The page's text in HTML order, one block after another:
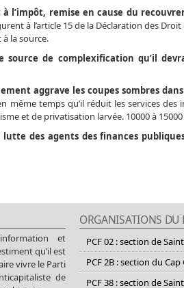
l’impôt, remise en cause du
à l’article 15 de la Déclaration des Droit
la source.
source de complexification qu’il
aggrave les coupes sombres
même temps qu’il réduit les services
et de privatisation larvée. 10000 à
des agents des finances
et
qu’il est
vivre le Parti
de
ORGANISATIONS DU
PCF 02 : section de
PCF 2B : section du Cap
PCF 38 : section de